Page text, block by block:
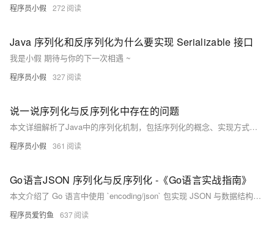
程序员小假 272
Java 序列化和反序列化为什么要实现 Serializable 接口
我是小假 期待与你的下一次相遇 ~
程序员小假 327
说一说序列化与反序列化中存在的问题
本文详细解析了Java中的序列化机制，包括序列化的概念、实现方式及应用场景。通过Student类的实例演示了对象的序列化与反序列化过程，并分析了`Serializable`接口的作用以及`serialVersionUID`的重要意义。此外，文章还探讨了如何通过自定义`readObject()`方法增强序列化的安全性，以及解决可序列化单例模式中可能产生的多实例问题。最后提供了代码示例和运行结果，帮助读者深入理解序列化的原理与实践技巧。
程序员小假 361
Go语言JSON 序列化与反序列化 -《Go语言实战指南》
本文介绍了 Go 语言中使用 `encoding/json` 包实现 JSON 与数据结构之间的转换。内容涵盖序列化（`Marshal`）和反序列化（`Unmarshal`），包括基本示例、结构体字段标签的使用、控制字段行为的标签（如 `omitempty` 和 `-`）、处理 `map` 和切片、嵌套结构体序列化、反序列化未知结构（使用 `map[string]interface{}`）以及 JSON 数组的解析。最后通过表格总结了序列化与反序列化的方法及类型要求，帮助开发者快速掌握 JSON 数据处理技巧。
程序员爱钓鱼 637